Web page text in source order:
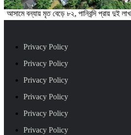
আসামে বন্যায় মৃত বেড়ে ৮২, পানিবন্দি প্রায় দুই লাখ
Privacy Policy
Privacy Policy
Privacy Policy
Privacy Policy
Privacy Policy
Privacy Policy